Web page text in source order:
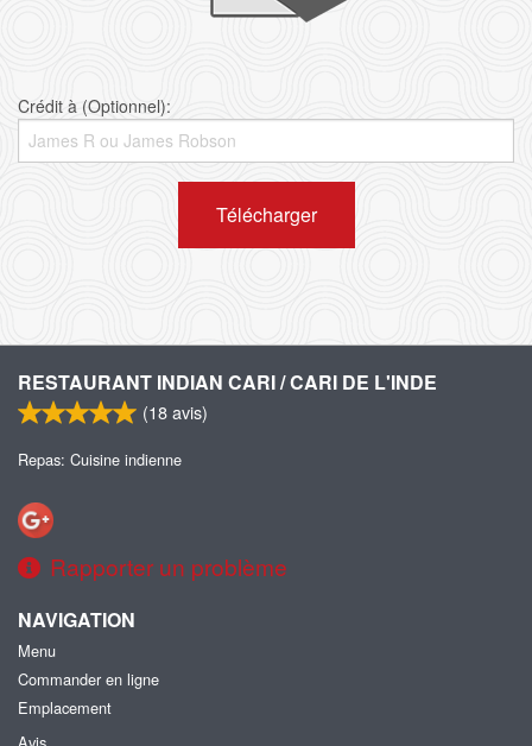
Crédit à (Optionnel):
Télécharger
RESTAURANT INDIAN CARI / CARI DE L'INDE
(18avis)
Repas: Cuisine indienne
Rapporter un problème
NAVIGATION
Menu
Commander en ligne
Emplacement